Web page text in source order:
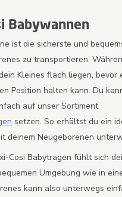
Babywannen
ist die sicherste und
zu transportieren.
Kleines flach liegen, bevor
Position halten kann. Du
auf unser Sortiment
setzen. So erhältst du ein
deinem Neugeborenen
Cosi Babytragen fühlt sich
Umgebung wie in
kann also unterwegs